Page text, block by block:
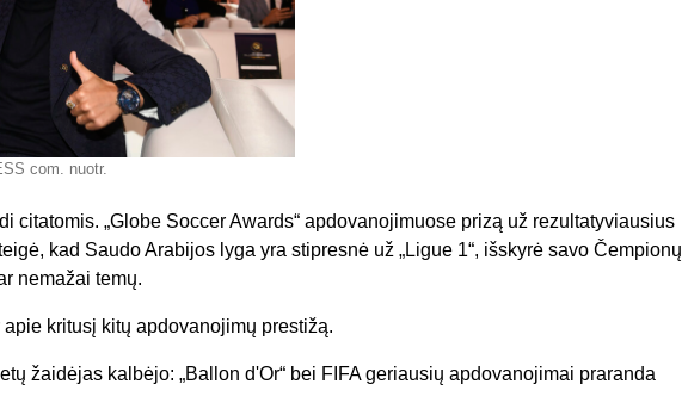
com. nuotr.
citatomis. „Globe Soccer Awards“ apdovanojimuose prizą už rezultatyviausius
kad Saudo Arabijos lyga yra stipresnė už „Ligue 1“, išskyrė savo Čempionų
nemažai temų.
kritusį kitų apdovanojimų prestižą.
žaidėjas kalbėjo: „Ballon d'Or“ bei FIFA geriausių apdovanojimai praranda